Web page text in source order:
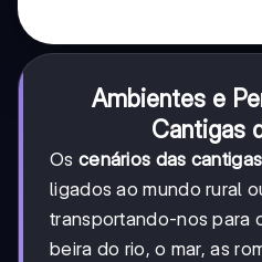
Ambientes e
Cantigas
Os cenários das
ligados ao mundo rural
transportando-nos para
beira do rio, o mar, as